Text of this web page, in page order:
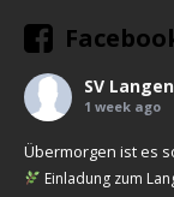
SV
1 week ago
Übermorgen ist es
Einladung zum